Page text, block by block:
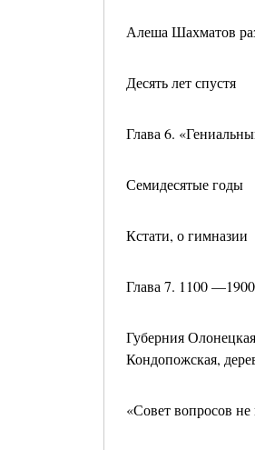
Алеша Шахматов
Десять лет спустя
Глава 6.
Семидесятые годы
Кстати, о гимназии
Глава 7. 1100 —1900
Губерния
Кондопожская,
«Совет вопросов не